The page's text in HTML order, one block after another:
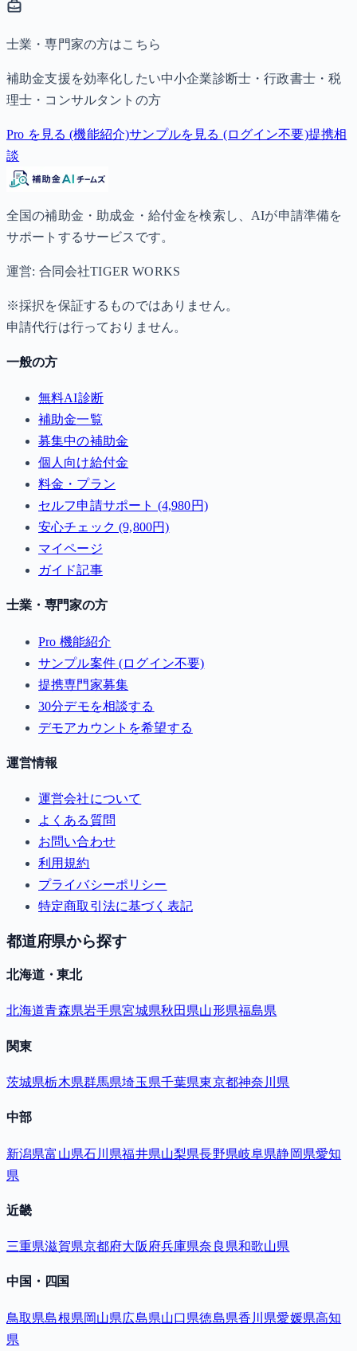
士業・専門家の方はこちら
補助金支援を効率化したい中小企業診断士・行政書士・税
理士・コンサルタントの方
Pro を見る (機能紹介)サンプルを見る (ログイン不要)提携相
談
全国の補助金・助成金・給付金を検索し、AIが申請準備を
サポートするサービスです。
運営: 合同会社TIGER WORKS
※採択を保証するものではありません。
申請代行は行っておりません。
一般の方
無料AI診断
補助金一覧
募集中の補助金
個人向け給付金
料金・プラン
セルフ申請サポート (4,980円)
安心チェック (9,800円)
マイページ
ガイド記事
士業・専門家の方
Pro 機能紹介
サンプル案件 (ログイン不要)
提携専門家募集
30分デモを相談する
デモアカウントを希望する
運営情報
運営会社について
よくある質問
お問い合わせ
利用規約
プライバシーポリシー
特定商取引法に基づく表記
都道府県から探す
北海道・東北
北海道青森県岩手県宮城県秋田県山形県福島県
関東
茨城県栃木県群馬県埼玉県千葉県東京都神奈川県
中部
新潟県富山県石川県福井県山梨県長野県岐阜県静岡県愛知
県
近畿
三重県滋賀県京都府大阪府兵庫県奈良県和歌山県
中国・四国
鳥取県島根県岡山県広島県山口県徳島県香川県愛媛県高知
県